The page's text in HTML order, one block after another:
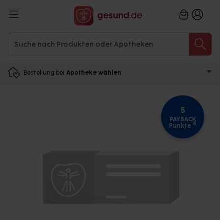
Bestellung bei Apotheke wählen
5
PAYBACK
Punkte 4